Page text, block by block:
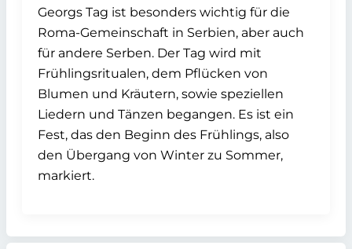
Georgs Tag ist besonders wichtig für die
Roma-Gemeinschaft in Serbien, aber auch
für andere Serben. Der Tag wird mit
Frühlingsritualen, dem Pflücken von
Blumen und Kräutern, sowie speziellen
Liedern und Tänzen begangen. Es ist ein
Fest, das den Beginn des Frühlings, also
den Übergang von Winter zu Sommer,
markiert.